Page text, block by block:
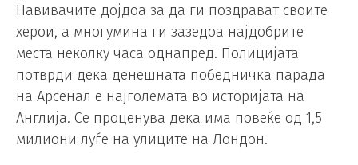
Навивачите дојдоа за да ги поздрават своите
херои, а многумина ги зазедоа најдобрите
места неколку часа однапред. Полицијата
потврди дека денешната победничка парада
на Арсенал е најголемата во историјата на
Англија. Се проценува дека има повеќе од 1,5
милиони луѓе на улиците на Лондон.